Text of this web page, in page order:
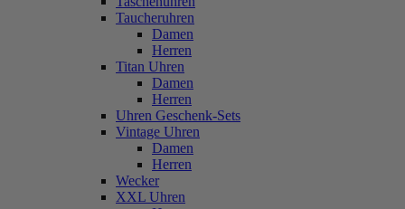
Taucheruhren
Damen
Herren
Titan Uhren
Damen
Herren
Uhren Geschenk-Sets
Vintage Uhren
Damen
Herren
Wecker
XXL Uhren